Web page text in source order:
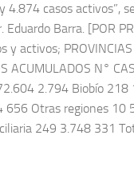
4.874 casos activos”,
Eduardo Barra. [POR
y activos;
ACUMULADOS N°
2.794 Biobío
656 Otras regiones 10
249 3.748 331